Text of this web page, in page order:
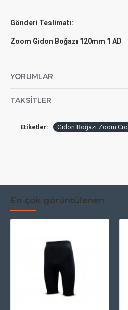
Gönderi Teslimatı:
Zoom Gidon Boğazı 120mm 1 AD
YORUMLAR
TAKSITLER
Etiketler: Gidon Boğazı Zoom
En çok görüntülenen